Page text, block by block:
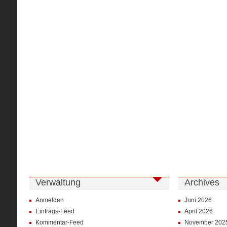
Verwaltung
Anmelden
Eintrags-Feed
Kommentar-Feed
Archives
Juni 2026
April 2026
November